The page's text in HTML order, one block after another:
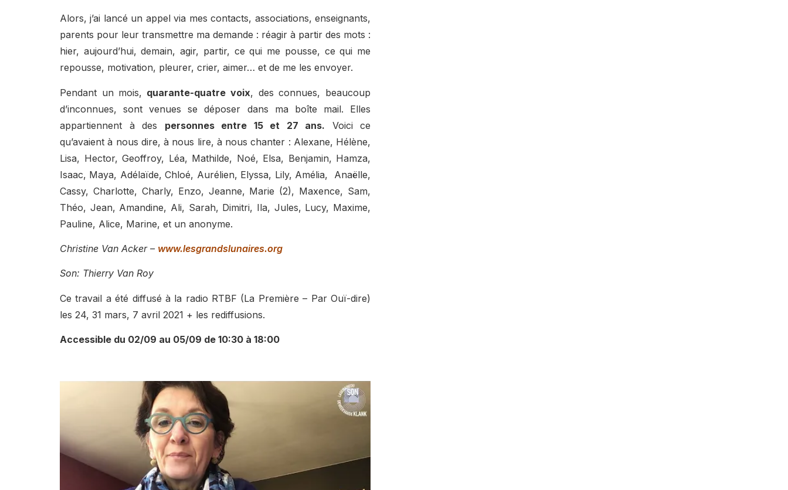
Alors, j’ai lancé un appel via mes contacts, associations, enseignants,
parents pour leur transmettre ma demande : réagir à partir des mots :
hier, aujourd’hui, demain, agir, partir, ce qui me pousse, ce qui me
repousse, motivation, pleurer, crier, aimer… et de me les envoyer.
Pendant un mois, quarante-quatre voix, des connues, beaucoup
d’inconnues, sont venues se déposer dans ma boîte mail. Elles
appartiennent à des personnes entre 15 et 27 ans. Voici ce
qu’avaient à nous dire, à nous lire, à nous chanter : Alexane, Hélène,
Lisa, Hector, Geoffroy, Léa, Mathilde, Noé, Elsa, Benjamin, Hamza,
Isaac, Maya, Adélaïde, Chloé, Aurélien, Elyssa, Lily, Amélia, Anaëlle,
Cassy, Charlotte, Charly, Enzo, Jeanne, Marie (2), Maxence, Sam,
Théo, Jean, Amandine, Ali, Sarah, Dimitri, Ila, Jules, Lucy, Maxime,
Pauline, Alice, Marine, et un anonyme.
Christine Van Acker – www.lesgrandslunaires.org
Son: Thierry Van Roy
Ce travail a été diffusé à la radio RTBF (La Première – Par Ouï-dire)
les 24, 31 mars, 7 avril 2021 + les rediffusions.
Accessible du 02/09 au 05/09 de 10:30 à 18:00